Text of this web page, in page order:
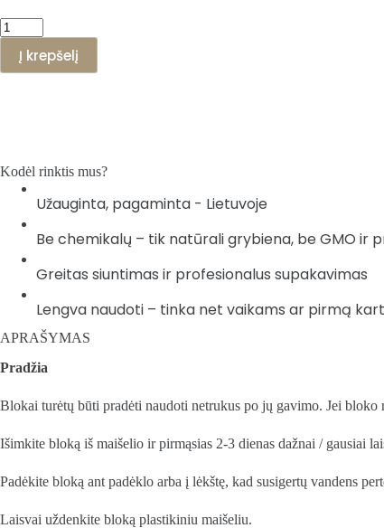
Į krepšelį
Kodėl rinktis mus?
Užauginta, pagaminta - Lietuvoje
Be chemikalų – tik natūrali grybiena, be GMO ir
Greitas siuntimas ir profesionalus supakavimas
Lengva naudoti – tinka net vaikams ar pirmą
APRAŠYMAS
Pradžia
Blokai turėtų būti pradėti naudoti netrukus po jų gavimo. Jei
Išimkite bloką iš maišelio ir pirmąsias 2-3 dienas dažnai / gausiai
Padėkite bloką ant padėklo arba į lėkštę, kad susigertų vandens
Laisvai uždenkite bloką plastikiniu maišeliu.